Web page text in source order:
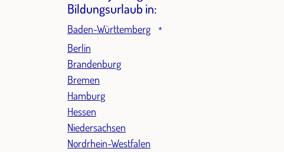
Bildungsurlaub in:
Baden-Württemberg *
Berlin
Brandenburg
Bremen
Hamburg
Hessen
Niedersachsen
Nordrhein-Westfalen